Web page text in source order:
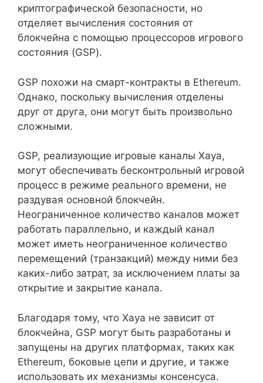
криптографической безопасности, но
отделяет вычисления состояния от
блокчейна с помощью процессоров игрового
состояния (GSP).
GSP похожи на смарт-контракты в Ethereum.
Однако, поскольку вычисления отделены
друг от друга, они могут быть произвольно
сложными.
GSP, реализующие игровые каналы Xaya,
могут обеспечивать бесконтрольный игровой
процесс в режиме реального времени, не
раздувая основной блокчейн.
Неограниченное количество каналов может
работать параллельно, и каждый канал
может иметь неограниченное количество
перемещений (транзакций) между ними без
каких-либо затрат, за исключением платы за
открытие и закрытие канала.
Благодаря тому, что Xaya не зависит от
блокчейна, GSP могут быть разработаны и
запущены на других платформах, таких как
Ethereum, боковые цепи и другие, и также
использовать их механизмы консенсуса.